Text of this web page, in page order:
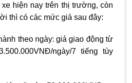
hiện nay trên thị trường, còn
thì có các mức giá sau đây:
theo ngày: giá giao động từ
ngày/7 tiếng tùy